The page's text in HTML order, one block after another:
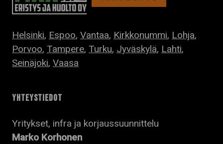
Helsinki, Espoo, Vantaa, Kirkkonummi, Lohja,
Porvoo, Tampere, Turku, Jyväskylä, Lahti,
Seinäjoki, Vaasa
YHTEYSTIEDOT
Yritykset, infra ja korjaussuunnittelu
Marko Korhonen